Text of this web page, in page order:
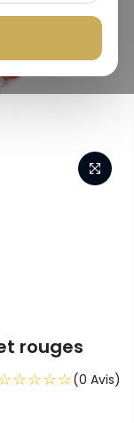
rouges
(0 Avis)